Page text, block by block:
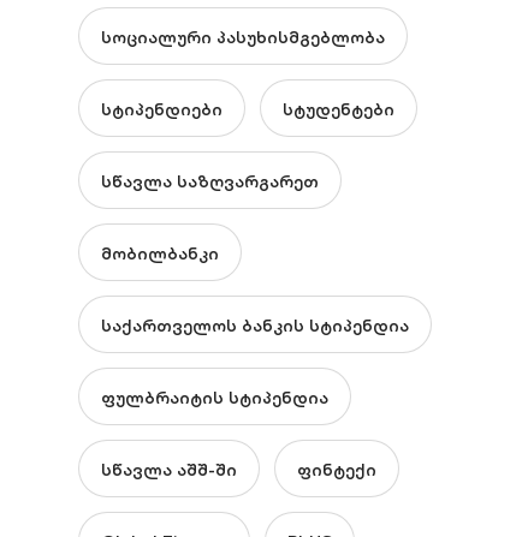
სოციალური პასუხისმგებლობა
სტიპენდიები სტუდენტები
სწავლა საზღვარგარეთ
მობილბანკი
საქართველოს ბანკის სტიპენდია
ფულბრაიტის სტიპენდია
სწავლა აშშ-ში ფინტექი